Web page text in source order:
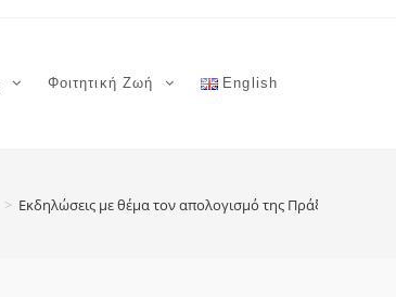
Φοιτητική Ζωή English
> Εκδηλώσεις με θέμα τον απολογισμό της Πράξης